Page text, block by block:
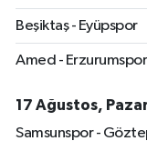
Beşiktaş - Eyüpspor
Amed - Erzurumspor
17 Ağustos,
Samsunspor -